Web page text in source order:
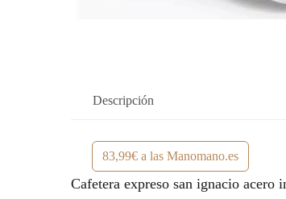
Descripción
83,99€ a las Manomano.es
Cafetera expreso san ignacio